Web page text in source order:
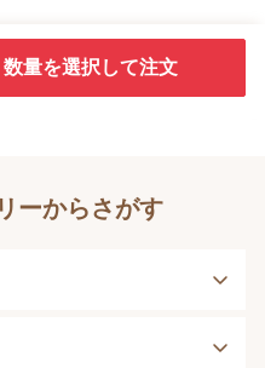
量を選択して注文
ーからさがす